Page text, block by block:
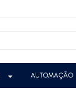
AUTOMAÇÃO